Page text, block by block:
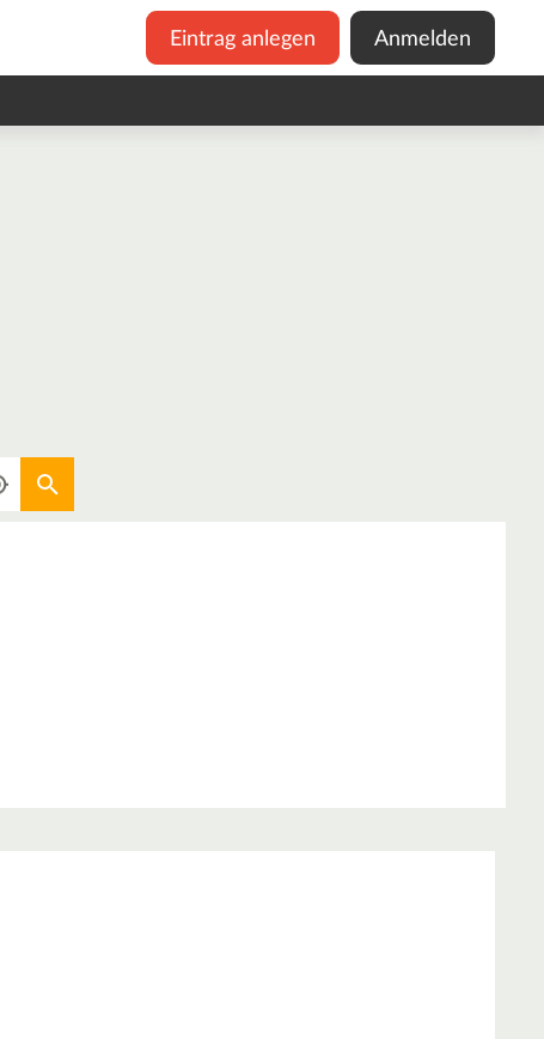
Eintrag anlegen Anmelden
Aktuellen Standort verwenden